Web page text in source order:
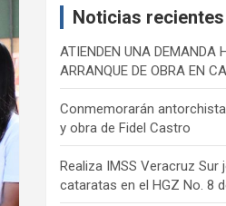
Noticias recientes
ATIENDEN UNA DEMANDA
ARRANQUE DE OBRA EN
Conmemorarán
y obra de Fidel Castro
Realiza IMSS Veracruz Sur
cataratas en el HGZ No. 8